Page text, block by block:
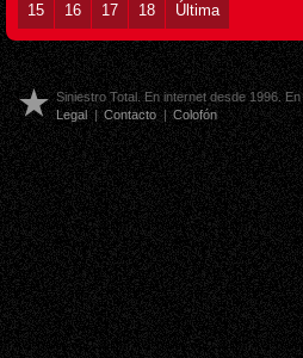
15
16 17 18 Última
Siniestro Total. En internet desde 1996.
Legal | Contacto | Colofón